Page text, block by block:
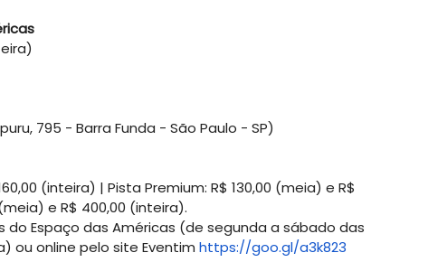
795 - Barra Funda - São Paulo - SP)
(inteira) | Pista Premium: R$ 130,00 (meia) e R$
e R$ 400,00 (inteira).
do Espaço das Américas (de segunda a sábado das
ou online pelo site Eventim https://goo.gl/a3k823